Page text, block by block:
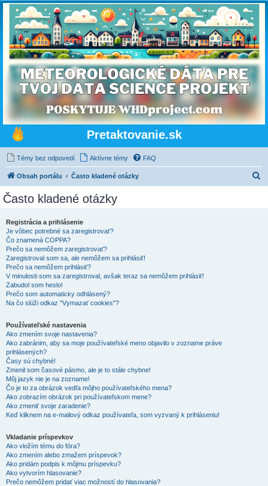
Pretaktovanie.sk
Témy bez odpovedí Aktívne témy FAQ
Obsah portálu Často kladené otázky
Často kladené otázky
Registrácia a prihlásenie
Je vôbec potrebné sa zaregistrovať?
Čo znamená COPPA?
Prečo sa nemôžem zaregistrovať?
Zaregistroval som sa, ale nemôžem sa prihlásiť!
Prečo sa nemôžem prihlásiť?
V minulosti som sa zaregistroval, avšak teraz sa nemôžem prihlásiť!
Zabudol som heslo!
Prečo som automaticky odhlásený?
Na čo slúži odkaz "Vymazať cookies"?
Používateľské nastavenia
Ako zmením svoje nastavenia?
Ako zabránim, aby sa moje používateľské meno objavilo v zozname práve
prihlásených?
Časy sú chybné!
Zmenil som časové pásmo, ale je to stále chybne!
Môj jazyk nie je na zozname!
Čo je to za obrázok vedľa môjho používateľského mena?
Ako zobrazím obrázok pri používateľskom mene?
Ako zmeniť svoje zaradenie?
Keď kliknem na e-mailový odkaz používateľa, som vyzvaný k prihláseniu!
Vkladanie príspevkov
Ako vložím tému do fóra?
Ako zmením alebo zmažem príspevok?
Ako pridám podpis k môjmu príspevku?
Ako vytvorím hlasovanie?
Prečo nemôžem pridať viac možností do hlasovania?